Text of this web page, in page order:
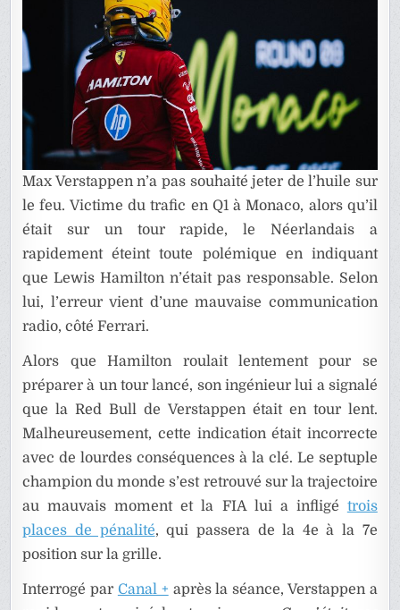
Max Verstappen n’a pas souhaité jeter de l’huile sur
le feu. Victime du trafic en Q1 à Monaco, alors qu’il
était sur un tour rapide, le Néerlandais a
rapidement éteint toute polémique en indiquant
que Lewis Hamilton n’était pas responsable. Selon
lui, l’erreur vient d’une mauvaise communication
radio, côté Ferrari.
Alors que Hamilton roulait lentement pour se
préparer à un tour lancé, son ingénieur lui a signalé
que la Red Bull de Verstappen était en tour lent.
Malheureusement, cette indication était incorrecte
avec de lourdes conséquences à la clé. Le septuple
champion du monde s’est retrouvé sur la trajectoire
au mauvais moment et la FIA lui a infligé trois
places de pénalité, qui passera de la 4e à la 7e
position sur la grille.
Interrogé par Canal + après la séance, Verstappen a